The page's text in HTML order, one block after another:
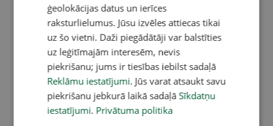
ģeolokācijas datus un ierīces
raksturlielumus. Jūsu izvēles attiecas tikai
uz šo vietni. Daži piegādātāji var balstīties
uz leģitīmajām interesēm, nevis
piekrišanu; jums ir tiesības iebilst sadaļā
Reklāmu iestatījumi. Jūs varat atsaukt savu
piekrišanu jebkurā laikā sadaļā Sīkdatņu
iestatījumi. Privātuma politika